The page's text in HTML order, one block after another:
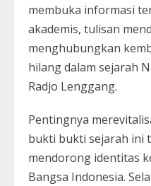
membuka informasi
akademis, tulisan
menghubungkan
hilang dalam sejarah
Radjo Lenggang.
Pentingnya
bukti bukti sejarah ini
mendorong identitas
Bangsa Indonesia.